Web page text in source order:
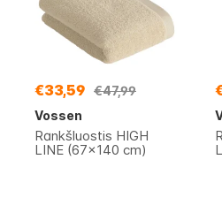
€33,59 €47,99
Vossen
Rankšluostis HIGH
LINE (67x140 cm)